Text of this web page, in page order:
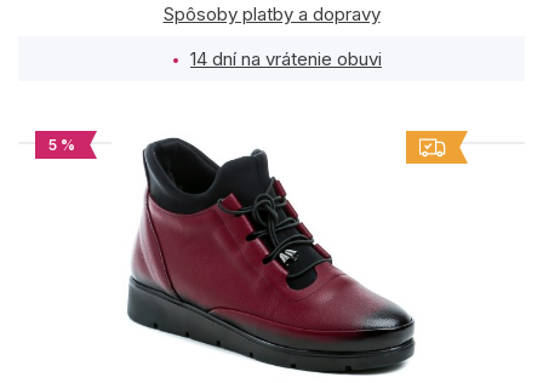
Spôsoby platby a dopravy
14 dní na vrátenie obuvi
PODOBNÉ PRODUKTY
5 %